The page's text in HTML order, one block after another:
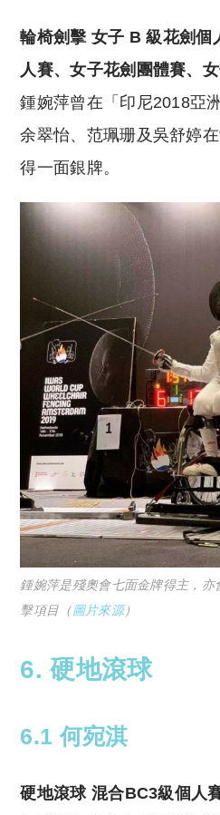
輪椅劍擊 女子 B 級花劍個
人賽、女子花劍團體賽、
鍾婉萍曾在「印尼2018亞
余翠怡、范珮珊及吳舒婷
得一面銀牌。
鍾婉萍是殘奧會七面金牌得主，
擊項目（圖片來源）
6. 硬地滾球
6.1 何宛淇
硬地滾球 混合BC3級個人